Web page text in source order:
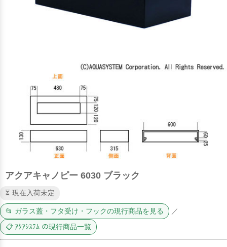
アクアキャノピー 6030 ブラック
⏳ 現在入荷未定
📂 ガラス蓋・フタ受け・フックの現行商品を見る ／
📋 ｱｸｱｼｽﾃﾑ の現行商品一覧